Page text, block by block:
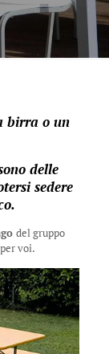
birra o un
delle
sedere
del gruppo
voi.